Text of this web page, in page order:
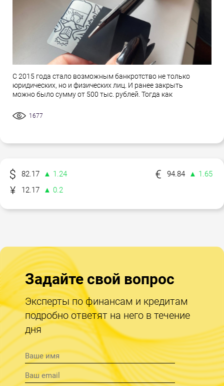
С 2015 года стало возможным банкротство не только
юридических, но и физических лиц. И ранее закрыть
можно было сумму от 500 тыс. рублей. Тогда как
1677
82.17 ▲ 1.24 94.84
▲ 1.65
12.17
▲ 0.2
Задайте свой вопрос
Эксперты по финансам и кредитам
подробно ответят на него в течение
дня